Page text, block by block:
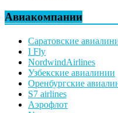
Авиакомпании
Саратовские
I Fly
NordwindAirlines
Узбекские авиалинии
Оренбургские
S7 airlines
Аэрофлот